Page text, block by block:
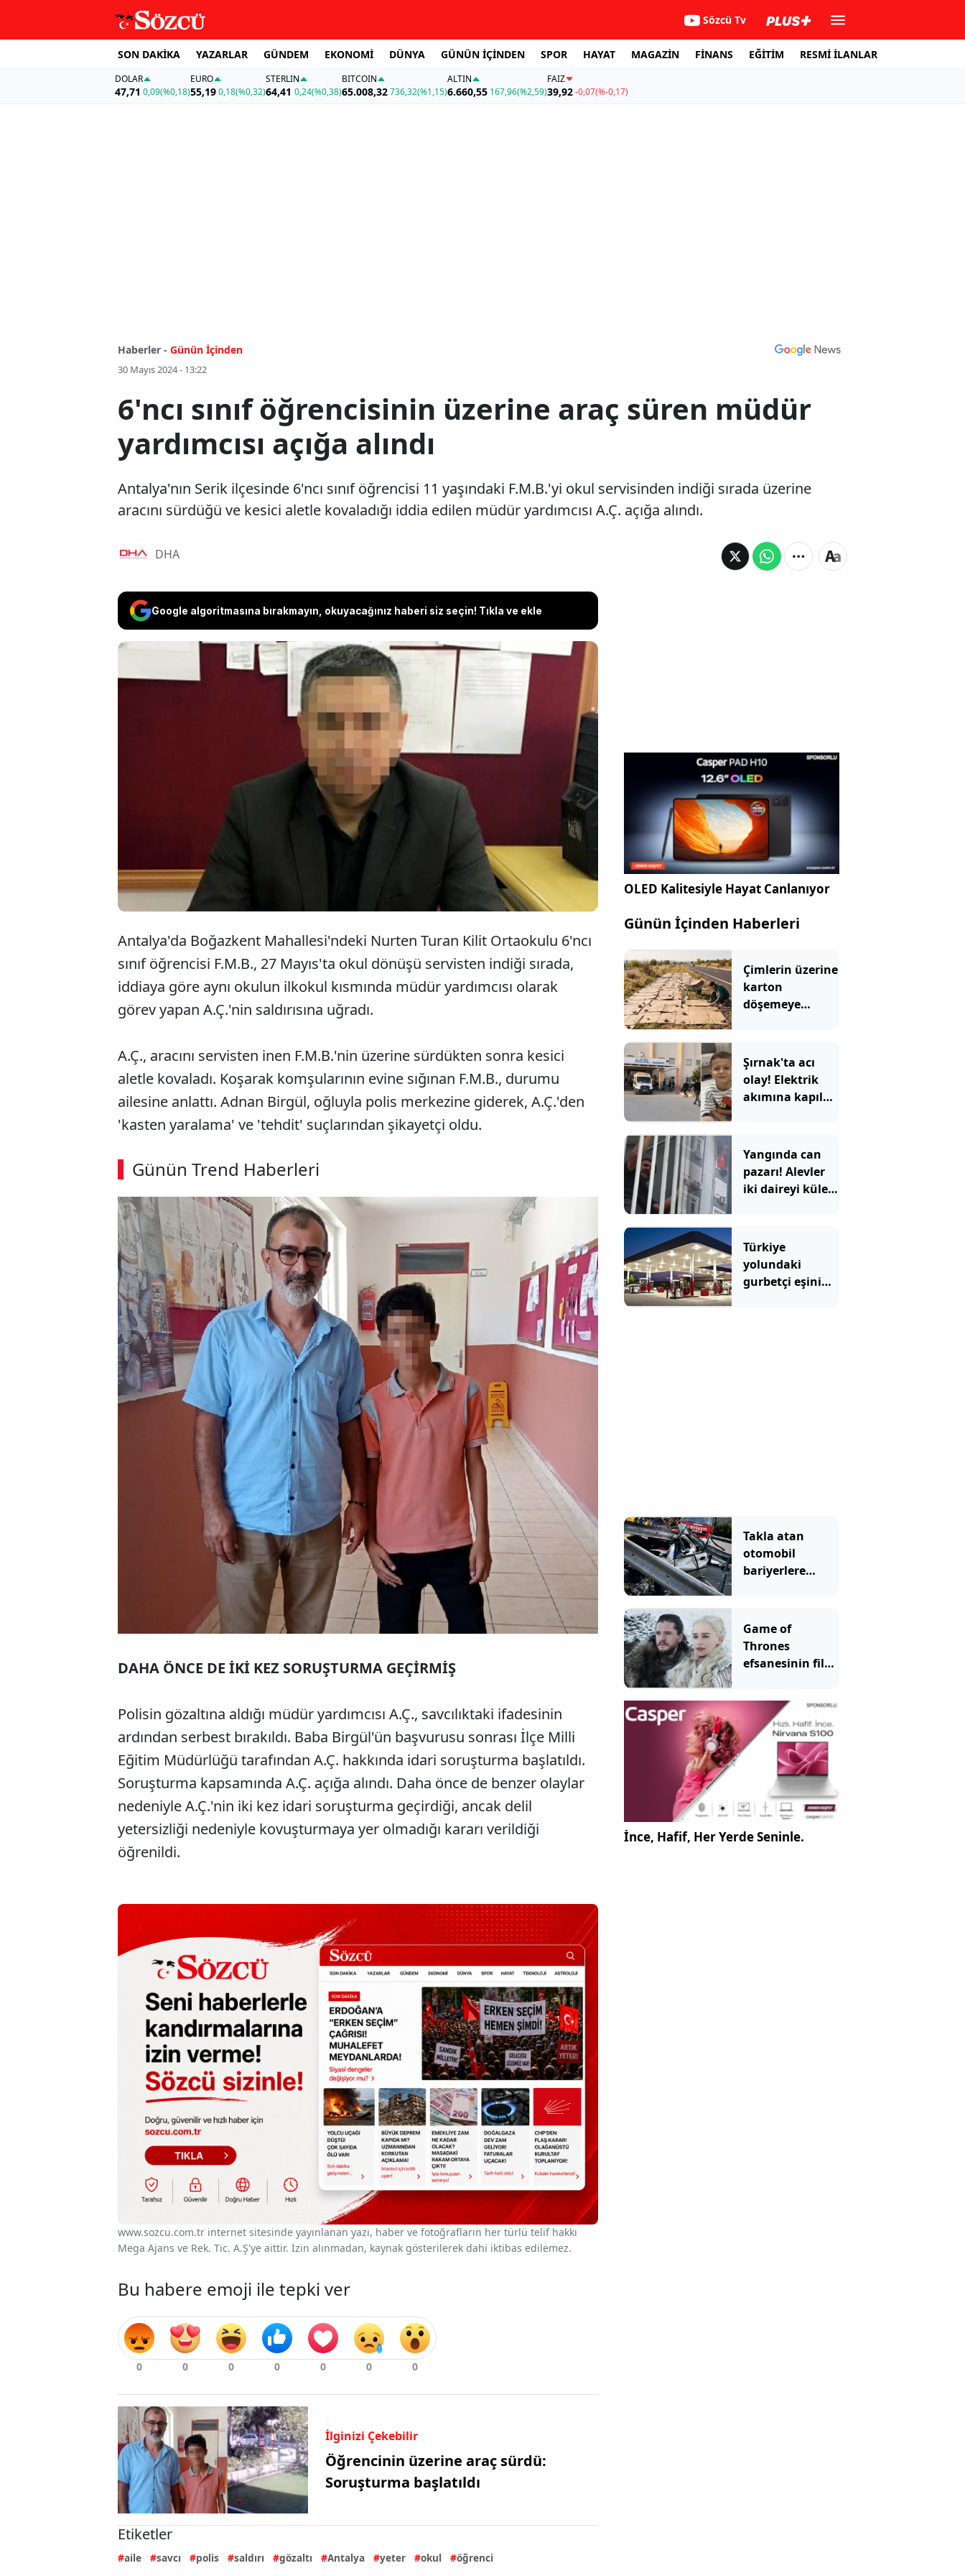
Sözcü Tv
SON DAKİKA YAZARLAR GÜNDEM EKONOMİ DÜNYA GÜNÜN İÇİNDEN SPOR HAYAT MAGAZİN FİNANS EĞİTİM RESMİ İLANLAR
DOLAR
47,71 0,09(%0,18)
EURO
55,19 0,18(%0,32)
STERLIN
64,41 0,24(%0,38)
BITCOIN
65.008,32736,32(%1,15)
ALTIN
6.660,55 167,96(%2,59)
FAİZ
39,92-0,07(%-0,17)
Haberler - Günün İçinden
30 Mayıs 2024 - 13:22
6'ncı sınıf öğrencisinin üzerine araç süren müdür
yardımcısı açığa alındı
Antalya'nın Serik ilçesinde 6'ncı sınıf öğrencisi 11 yaşındaki F.M.B.'yi okul servisinden indiği sırada üzerine
aracını sürdüğü ve kesici aletle kovaladığı iddia edilen müdür yardımcısı A.Ç. açığa alındı.
DHA
Google algoritmasına bırakmayın, okuyacağınız haberi siz seçin! Tıkla ve ekle
Antalya'nın Serik ilçesinde 6'ncı sınıf öğrencisi 11 yaşındaki
F.M.B.'yi okul servisinden indiği sırada üzerine aracını
sürdüğü ve kesici aletle kovaladığı iddia edilen müdür
yardımcısı A.Ç. açığa alındı.
Antalya'da Boğazkent Mahallesi'ndeki Nurten Turan Kilit Ortaokulu 6'ncı
sınıf öğrencisi F.M.B., 27 Mayıs'ta okul dönüşü servisten indiği sırada,
iddiaya göre aynı okulun ilkokul kısmında müdür yardımcısı olarak
görev yapan A.Ç.'nin saldırısına uğradı.
A.Ç., aracını servisten inen F.M.B.'nin üzerine sürdükten sonra kesici
aletle kovaladı. Koşarak komşularının evine sığınan F.M.B., durumu
ailesine anlattı. Adnan Birgül, oğluyla polis merkezine giderek, A.Ç.'den
'kasten yaralama' ve 'tehdit' suçlarından şikayetçi oldu.
Günün Trend Haberleri
DAHA ÖNCE DE İKİ KEZ SORUŞTURMA GEÇİRMİŞ
Polisin gözaltına aldığı müdür yardımcısı A.Ç., savcılıktaki ifadesinin
ardından serbest bırakıldı. Baba Birgül'ün başvurusu sonrası İlçe Milli
Eğitim Müdürlüğü tarafından A.Ç. hakkında idari soruşturma başlatıldı.
Soruşturma kapsamında A.Ç. açığa alındı. Daha önce de benzer olaylar
nedeniyle A.Ç.'nin iki kez idari soruşturma geçirdiği, ancak delil
yetersizliği nedeniyle kovuşturmaya yer olmadığı kararı verildiği
öğrenildi.
www.sozcu.com.tr internet sitesinde yayınlanan yazı, haber ve fotoğrafların her türlü telif hakkı
Mega Ajans ve Rek. Tic. A.Ş'ye aittir. İzin alınmadan, kaynak gösterilerek dahi iktibas edilemez.
Bu habere emoji ile tepki ver
İlginizi Çekebilir
Öğrencinin üzerine araç sürdü:
Soruşturma başlatıldı
Etiketler
aile savcı polis saldırı gözaltı Antalya yeter okul öğrenci
OLED Kalitesiyle Hayat Canlanıyor
Günün İçinden Haberleri
Çimlerin üzerine
karton
döşemeye
Şırnak'ta acı
olay! Elektrik
akımına kapılan
Yangında can
pazarı! Alevler
iki daireyi küle
kurtarıldı
Türkiye
yolundaki
gurbetçi eşini
Takla atan
otomobil
bariyerlere
Game of
Thrones
efsanesinin filmi
İnce, Hafif, Her Yerde Seninle.